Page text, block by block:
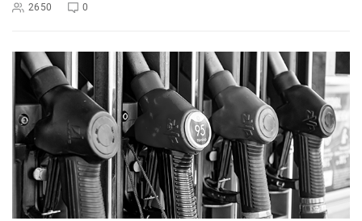
2650 0